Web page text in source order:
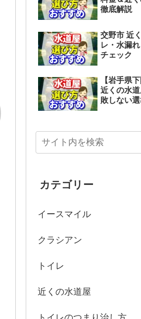
徹底解説
交野市 近
レ・水漏
チェック
【岩手県
近くの水
敗しない
カテゴリー
イースマイル
クラシアン
トイレ
近くの水道屋